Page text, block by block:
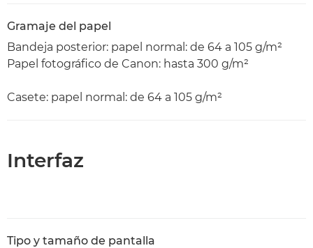
Gramaje del papel
Bandeja posterior: papel normal: de 64 a 105 g/m²
Papel fotográfico de Canon: hasta 300 g/m²
Casete: papel normal: de 64 a 105 g/m²
Interfaz
Tipo y tamaño de pantalla